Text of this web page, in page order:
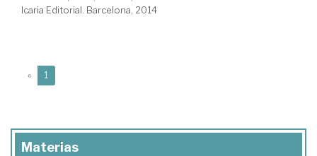
Icaria Editorial. Barcelona, 2014
« 1
Materias